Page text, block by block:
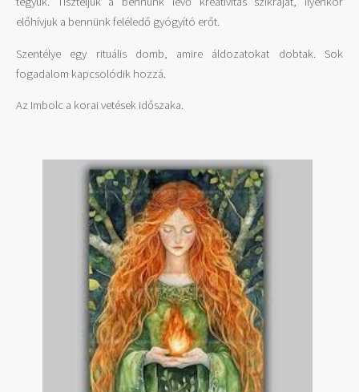
előhívjuk a bennünk feléledő gyógyító erőt.
Szentélye egy rituális domb, amire áldozatokat dobtak. Sok
fogadalom kapcsolódik hozzá.
Az Imbolc a korai vetések időszaka.